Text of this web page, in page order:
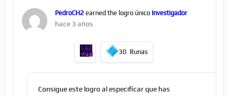
PedroCH2earned the logro único Investigador
hace 3 años
30 Runas
Consigue este logro al especificar que has